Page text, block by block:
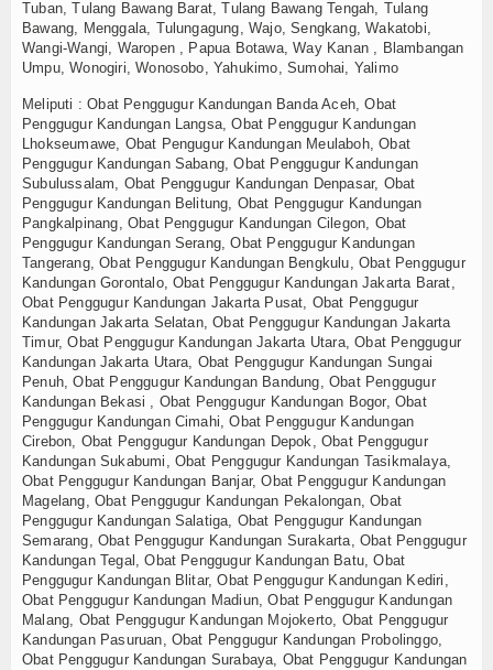
Tuban, Tulang Bawang Barat, Tulang Bawang Tengah, Tulang
Bawang, Menggala, Tulungagung, Wajo, Sengkang, Wakatobi,
Wangi-Wangi, Waropen , Papua Botawa, Way Kanan , Blambangan
Umpu, Wonogiri, Wonosobo, Yahukimo, Sumohai, Yalimo
Meliputi : Obat Penggugur Kandungan Banda Aceh, Obat
Penggugur Kandungan Langsa, Obat Penggugur Kandungan
Lhokseumawe, Obat Pengugur Kandungan Meulaboh, Obat
Penggugur Kandungan Sabang, Obat Penggugur Kandungan
Subulussalam, Obat Penggugur Kandungan Denpasar, Obat
Penggugur Kandungan Belitung, Obat Penggugur Kandungan
Pangkalpinang, Obat Penggugur Kandungan Cilegon, Obat
Penggugur Kandungan Serang, Obat Penggugur Kandungan
Tangerang, Obat Penggugur Kandungan Bengkulu, Obat Penggugur
Kandungan Gorontalo, Obat Penggugur Kandungan Jakarta Barat,
Obat Penggugur Kandungan Jakarta Pusat, Obat Penggugur
Kandungan Jakarta Selatan, Obat Penggugur Kandungan Jakarta
Timur, Obat Penggugur Kandungan Jakarta Utara, Obat Penggugur
Kandungan Jakarta Utara, Obat Penggugur Kandungan Sungai
Penuh, Obat Penggugur Kandungan Bandung, Obat Penggugur
Kandungan Bekasi , Obat Penggugur Kandungan Bogor, Obat
Penggugur Kandungan Cimahi, Obat Penggugur Kandungan
Cirebon, Obat Penggugur Kandungan Depok, Obat Penggugur
Kandungan Sukabumi, Obat Penggugur Kandungan Tasikmalaya,
Obat Penggugur Kandungan Banjar, Obat Penggugur Kandungan
Magelang, Obat Penggugur Kandungan Pekalongan, Obat
Penggugur Kandungan Salatiga, Obat Penggugur Kandungan
Semarang, Obat Penggugur Kandungan Surakarta, Obat Penggugur
Kandungan Tegal, Obat Penggugur Kandungan Batu, Obat
Penggugur Kandungan Blitar, Obat Penggugur Kandungan Kediri,
Obat Penggugur Kandungan Madiun, Obat Penggugur Kandungan
Malang, Obat Penggugur Kandungan Mojokerto, Obat Penggugur
Kandungan Pasuruan, Obat Penggugur Kandungan Probolinggo,
Obat Penggugur Kandungan Surabaya, Obat Penggugur Kandungan